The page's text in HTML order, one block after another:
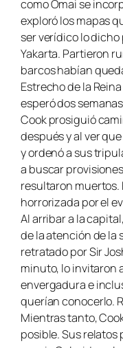
como Omai se
exploró los mapas
ser verídico lo
Yakarta. Partieron
barcos habían
Estrecho de la
esperó dos
Cook prosiguió
después y al ver
y ordenó a sus
a buscar
resultaron muertos.
horrorizada por el
Al arribar a la
de la atención de la
retratado por Sir
minuto, lo invitaron
envergadura e
querían conocerlo.
Mientras tanto,
posible. Sus